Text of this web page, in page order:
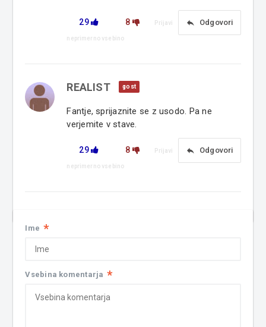
29 8 reply Odgovori
Prijavi
neprimerno vsebino
REALIST gost
Fantje, sprijaznite se z usodo. Pa ne
verjemite v stave.
29 8 reply Odgovori
Prijavi
neprimerno vsebino
Ime *
Vsebina komentarja *